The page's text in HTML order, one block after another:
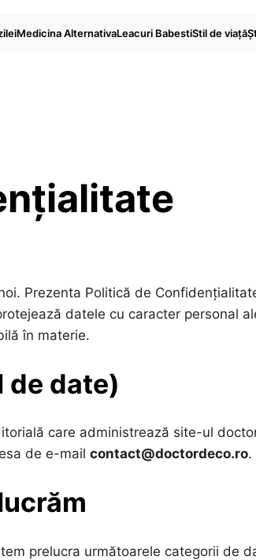
Medicina AlternativaLeacuri BabestiStil de viaţă
Prezenta Politică de
datele cu caracter personal
în materie.
de date)
care administrează site-ul
de e-mail contact@doctordeco.ro.
prelucra următoarele categorii de